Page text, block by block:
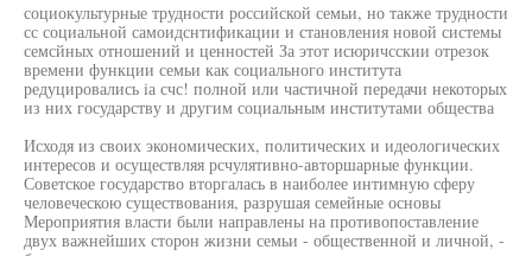
социокультурные трудности российской семьи, но также трудности
сс социальной самоидснтификации и становления новой системы
семсйных отношений и ценностей За этот исюричсскии отрезок
времени функции семьи как социального института
редуцировались iа счс! полной или частичной передачи некоторых
из них государству и другим социальным институтами общества
Исходя из своих экономических, политических и идеологических
интересов и осуществляя рсчулятивно-авторшарные функции.
Советское государство вторгалась в наиболее интимную сферу
человеческою существования, разрушая семейные основы
Мероприятия власти были направлены на противопоставление
двух важнейших сторон жизни семьи - общественной и личной, -